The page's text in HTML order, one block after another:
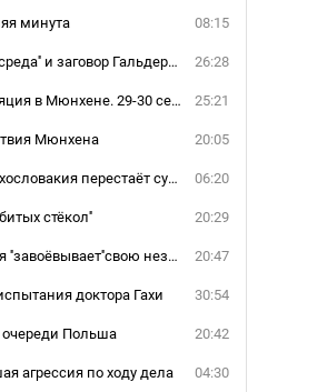
08:15
минута
26:28
00065 ''Чёрная среда'' и заговор Гальдера против Гитлера
25:21
00066 Капитуляция в Мюнхене. 29-30 сентября 1938года
20:05
Мюнхена
06:20
00068 Гл 13. Чехословакия перестаёт существовать
20:29
стёкол''
20:47
00070 Словакия ''завоёвывает''свою независимость
30:54
доктора Гахи
20:42
очереди Польша
04:30
агрессия по ходу дела